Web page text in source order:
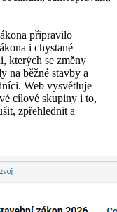
připravilo
i chystané
kterých se změny
na běžné stavby a
Web vysvětluje
cílové skupiny i to,
zpřehlednit a